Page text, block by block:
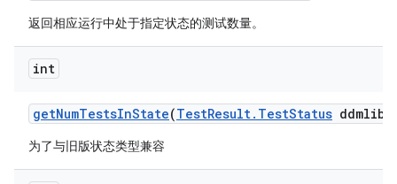
返回相应运行中处于指定状态的测试数量。
int
getNumTestsInState(TestResult. TestStatus ddmlib
为了与旧版状态类型兼容